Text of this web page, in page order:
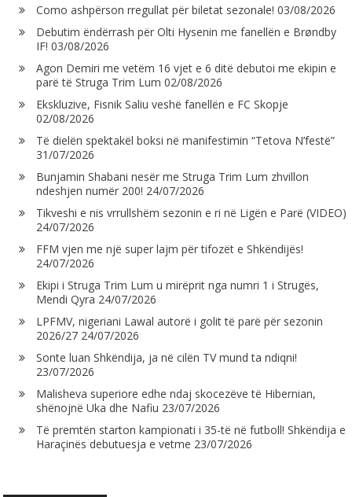
Como ashpërson rregullat për biletat sezonale! 03/08/2026
Debutim ëndërrash për Olti Hysenin me fanellën e Brøndby
IF! 03/08/2026
Agon Demiri me vetëm 16 vjet e 6 ditë debutoi me ekipin e
parë të Struga Trim Lum 02/08/2026
Ekskluzive, Fisnik Saliu veshë fanellën e FC Skopje
02/08/2026
Të dielën spektakël boksi në manifestimin “Tetova N’festë”
31/07/2026
Bunjamin Shabani nesër me Struga Trim Lum zhvillon
ndeshjen numër 200! 24/07/2026
Tikveshi e nis vrrullshëm sezonin e ri në Ligën e Parë (VIDEO)
24/07/2026
FFM vjen me një super lajm për tifozët e Shkëndijës!
24/07/2026
Ekipi i Struga Trim Lum u mirëprit nga numri 1 i Strugës,
Mendi Qyra 24/07/2026
LPFMV, nigeriani Lawal autorë i golit të parë për sezonin
2026/27 24/07/2026
Sonte luan Shkëndija, ja në cilën TV mund ta ndiqni!
23/07/2026
Malisheva superiore edhe ndaj skocezëve të Hibernian,
shënojnë Uka dhe Nafiu 23/07/2026
Të premtën starton kampionati i 35-të në futboll! Shkëndija e
Haraçinës debutuesja e vetme 23/07/2026